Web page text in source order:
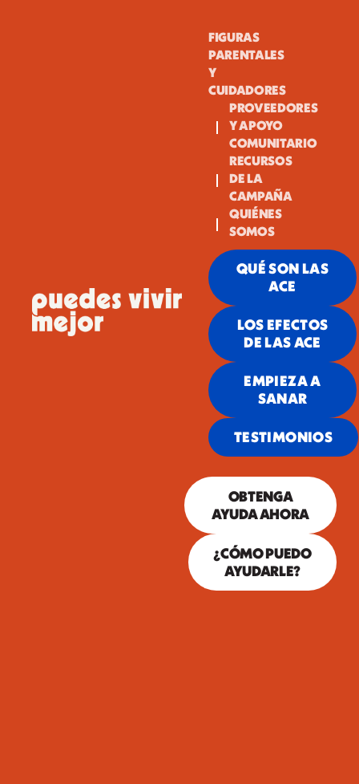
FIGURAS
PARENTALES
Y
CUIDADORES
PROVEEDORES
Y APOYO
COMUNITARIO
RECURSOS
DE LA
CAMPAÑA
QUIÉNES
SOMOS
QUÉ SON LAS
ACE
LOS EFECTOS
DE LAS ACE
EMPIEZA A
SANAR
TESTIMONIOS
OBTENGA
AYUDA AHORA
¿CÓMO PUEDO
AYUDARLE?